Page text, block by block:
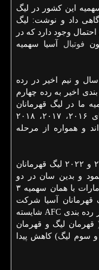
این كشور در لیگ
آسیا در دو دوره ۲۰۲۱ و ۲۰۲۲ آگاهی داد و نوشت: لیگ
وجود دارد كه در
فوتبال آسیا سهمیه
و نیم اخیر در رده
اخیر به رده چهارم
ما در لیگ قهرمانان
آسیا كم شود. تیم های اماراتی در سال های ۲۰۱۶، ۲۰۱۷، ۲۰۱۸
اند و همواره از مرحله
در ادامه آمده است: AFC در سال های ۲۰۲۱ و ۲۰۲۲ لیگ قهرمانان
و بدین سان در دو
نسخه بعدی یعنی سال های ۲۰۱۹ و ۲۰۲۰ امارات با همان سهمیه ۳
قهرمانان آسیا شركت
خواهدنمود و پس از آن با عنایت به سقوط در رده بندی AFC شایسته
قهرمان لیگ و قهرمان
سوم لیگ) كاهش پیدا